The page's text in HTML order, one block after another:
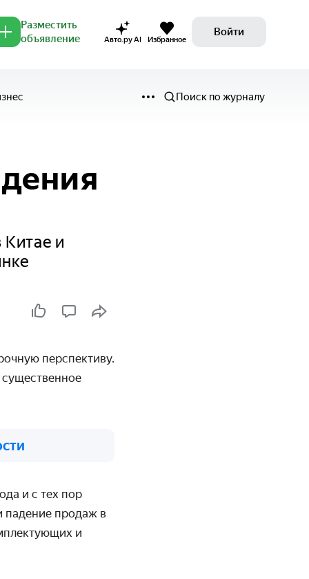
Разместить
объявление
Авто.ру AI Избранное
Войти
Поиск по журналу
и
перспективу.
существенное
и с тех пор
падение продаж в
и